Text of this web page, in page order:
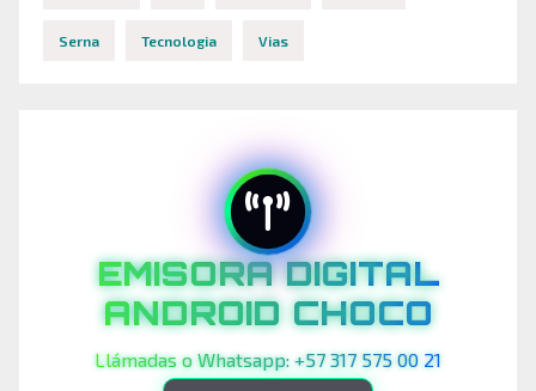
Serna Tecnologia Vias
EMISORA DIGITAL
ANDROID CHOCO
Llámadas o Whatsapp: +57 317 575 00 21